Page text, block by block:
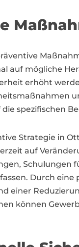
auf mögliche
erhöht
spezifischen
Strategie in
auf
Schulungen
Durch
einer
können